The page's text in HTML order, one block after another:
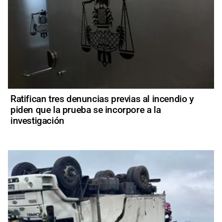
Ratifican tres denuncias previas al incendio y
piden que la prueba se incorpore a la
investigación